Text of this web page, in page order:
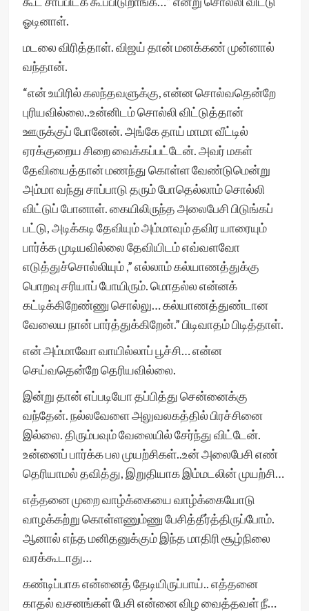
ஓடினாள்.
மடலை விரித்தாள். விஜய் தான் மனக்கண் முன்னால்
வந்தான்.
“என் உயிரில் கலந்தவளுக்கு, என்ன சொல்வதென்றே
புரியவில்லை..உன்னிடம் சொல்லி விட்டுத்தான்
ஊருக்குப் போனேன். அங்கே தாய் மாமா வீட்டில்
ஏரக்குறைய சிறை வைக்கப்பட்டேன். அவர் மகள்
தேவியைத்தான் மணந்து கொள்ள வேண்டுமென்று
அம்மா வந்து சாப்பாடு தரும் போதெல்லாம் சொல்லி
விட்டுப் போனாள். கையிலிருந்த அலைபேசி பிடுங்கப்
பட்டு, அடிக்கடி தேவியும் அம்மாவும் தவிர யாரையும்
பார்க்க முடியவில்லை தேவியிடம் எவ்வளவோ
எடுத்துச்சொல்லியும் ,” எல்லாம் கல்யாணத்துக்கு
பொறவு சரியாப் போயிரும். மொதல்ல என்னக்
கட்டிக்கிறேண்ணு சொல்லு… கல்யாணத்துண்டான
வேலைய நான் பார்த்துக்கிறேன்.” பிடிவாதம் பிடித்தாள்.
என் அம்மாவோ வாயில்லாப் பூச்சி… என்ன
செய்வதென்றே தெரியவில்லை.
இன்று தான் எப்படியோ தப்பித்து சென்னைக்கு
வந்தேன். நல்லவேளை அலுவலகத்தில் பிரச்சினை
இல்லை. திரும்பவும் வேலையில் சேர்ந்து விட்டேன்.
உன்னைப் பார்க்க பல முயற்சிகள்..உன் அலைபேசி எண்
தெரியாமல் தவித்து, இறுதியாக இம்மடலின் முயற்சி…
எத்தனை முறை வாழ்க்கையை வாழ்க்கையோடு
வாழக்கற்று கொள்ளணும்ணு பேசித்தீர்த்திருப்போம்.
ஆனால் எந்த மனிதனுக்கும் இந்த மாதிரி சூழ்நிலை
வரக்கூடாது…
கண்டிப்பாக என்னைத் தேடியிருப்பாய்.. எத்தனை
காதல் வசனங்கள் பேசி என்னை விழ வைத்தவள் நீ…